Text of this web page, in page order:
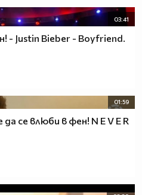
03:41
- Justin Bieber - Boyfriend.
01:59
се влюби в фен! N E V E R